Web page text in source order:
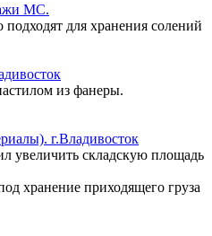
МС.
для хранения солений
из фанеры.
г.Владивосток
увеличить складскую площадь
хранение приходящего груза